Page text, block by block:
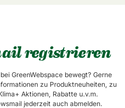
registrieren
GreenWebspace bewegt? Gerne
zu Produktneuheiten, zu
Aktionen, Rabatte u.v.m.
jederzeit auch abmelden.